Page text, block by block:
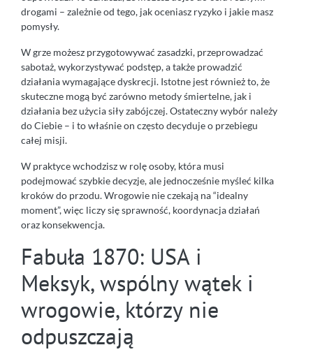
drogami – zależnie od tego, jak oceniasz ryzyko i jakie masz
pomysły.
W grze możesz przygotowywać zasadzki, przeprowadzać
sabotaż, wykorzystywać podstęp, a także prowadzić
działania wymagające dyskrecji. Istotne jest również to, że
skuteczne mogą być zarówno metody śmiertelne, jak i
działania bez użycia siły zabójczej. Ostateczny wybór należy
do Ciebie – i to właśnie on często decyduje o przebiegu
całej misji.
W praktyce wchodzisz w rolę osoby, która musi
podejmować szybkie decyzje, ale jednocześnie myśleć kilka
kroków do przodu. Wrogowie nie czekają na “idealny
moment”, więc liczy się sprawność, koordynacja działań
oraz konsekwencja.
Fabuła 1870: USA i
Meksyk, wspólny wątek i
wrogowie, którzy nie
odpuszczają